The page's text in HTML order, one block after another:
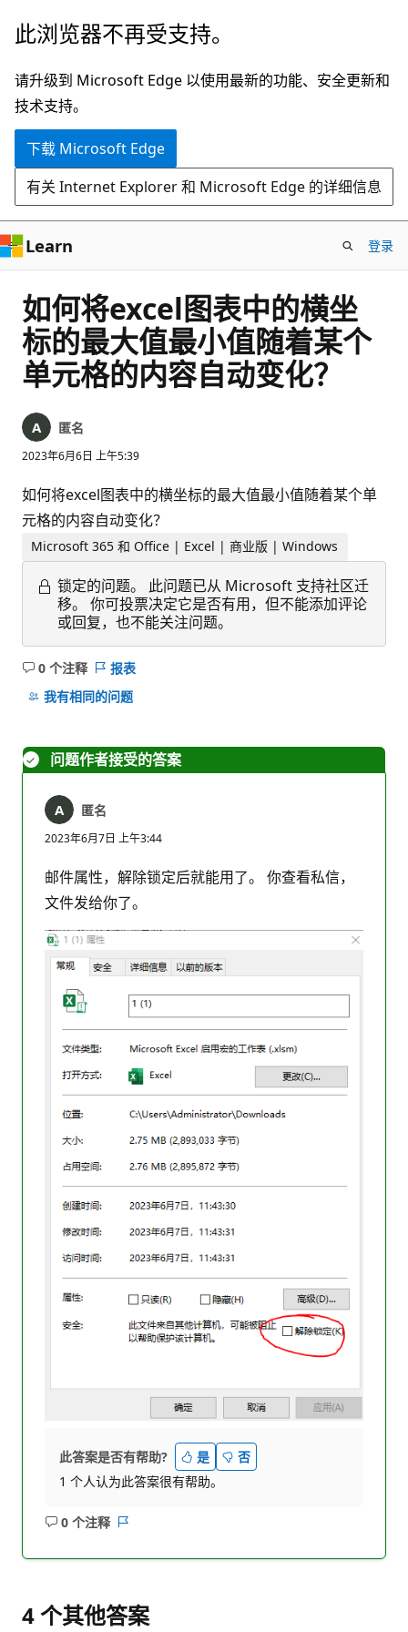
跳
主
要
内
此浏览器不再受支持。
请升级到 Microsoft Edge 以使用最新的功能、安全更新和
技术支持。
下载 Microsoft Edge
有关 Internet Explorer 和 Microsoft Edge 的详细信息
Learn 登录
如何将excel图表中的横坐
标的最大值最小值随着某个
单元格的内容自动变化？
匿名
2023年6月6日 上午5:39
如何将excel图表中的横坐标的最大值最小值随着某个单
元格的内容自动变化？
Microsoft 365 和 Office | Excel | 商业版 | Windows
锁定的问题。
此问题已从 Microsoft 支持社区迁
移。 你可投票决定它是否有用，但不能添加评论
或回复，也不能关注问题。
0 个注释
无
注
报表
我有相同的问题
问题作者接受的答案
匿名
2023年6月7日 上午3:44
邮件属性，解除锁定后就能用了。 你查看私信，
文件发给你了。
此答案是否有帮助? 是
否
1 个人认为此答案很有帮助。
0 个注释
无
4 个其他答案